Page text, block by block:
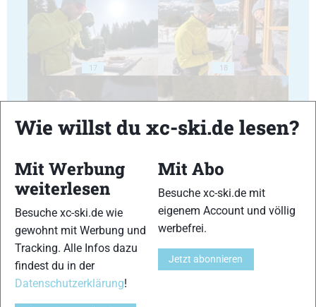
17 18
19 20
21 22
Wie willst du xc-ski.de lesen?
Mit Werbung
weiterlesen
Besuche xc-ski.de wie
gewohnt mit Werbung und
Tracking. Alle Infos dazu
findest du in der
Datenschutzerklärung!
Mit Abo
Besuche xc-ski.de mit
eigenem Account und völlig
werbefrei.
Jetzt abonnieren